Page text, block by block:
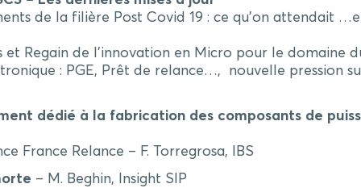
de la filière Post Covid 19 : ce qu’on attendait
et Regain de l’innovation en Micro pour le domaine
: PGE, Prêt de relance…, nouvelle pression
dédié à la fabrication des composants de
France Relance – F. Torregrosa, IBS
– M. Beghin, Insight SIP